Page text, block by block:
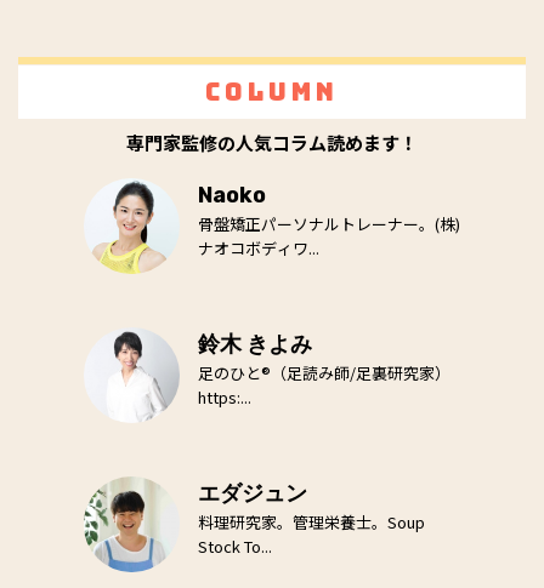
Column
専門家監修の人気コラム読めます！
Naoko
骨盤矯正パーソナルトレーナー。(株)
ナオコボディワ...
鈴木 きよみ
足のひと®（足読み師/足裏研究家）
https:...
エダジュン
料理研究家。管理栄養士。Soup
Stock To...